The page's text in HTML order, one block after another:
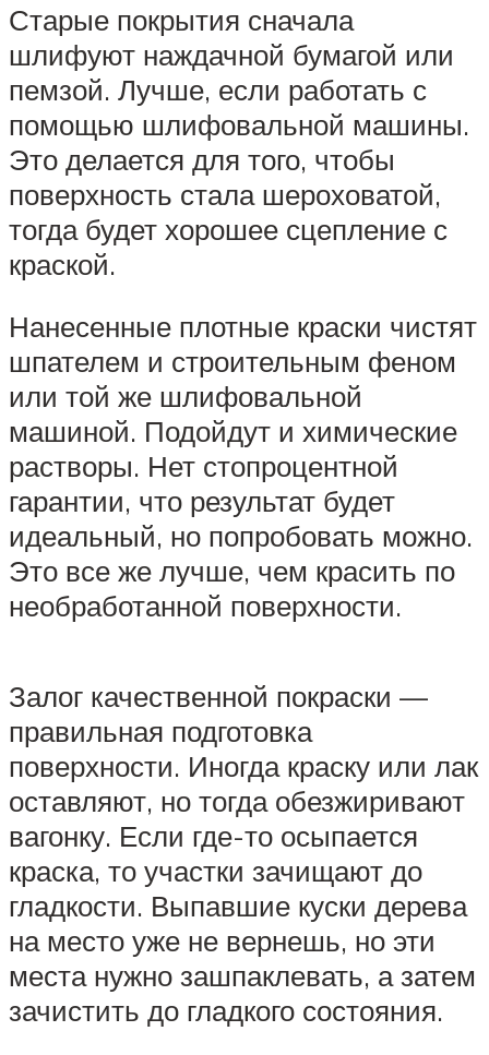
Старые покрытия сначала
шлифуют наждачной бумагой или
пемзой. Лучше, если работать с
помощью шлифовальной машины.
Это делается для того, чтобы
поверхность стала шероховатой,
тогда будет хорошее сцепление с
краской.
Нанесенные плотные краски чистят
шпателем и строительным феном
или той же шлифовальной
машиной. Подойдут и химические
растворы. Нет стопроцентной
гарантии, что результат будет
идеальный, но попробовать можно.
Это все же лучше, чем красить по
необработанной поверхности.
Залог качественной покраски —
правильная подготовка
поверхности. Иногда краску или лак
оставляют, но тогда обезжиривают
вагонку. Если где-то осыпается
краска, то участки зачищают до
гладкости. Выпавшие куски дерева
на место уже не вернешь, но эти
места нужно зашпаклевать, а затем
зачистить до гладкого состояния.